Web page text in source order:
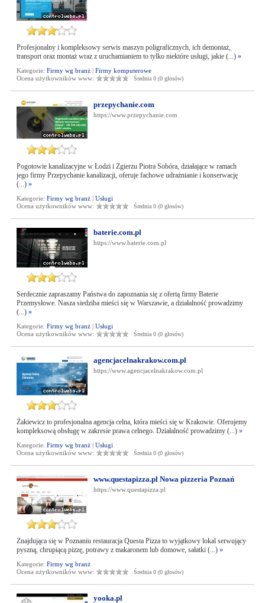
Profesjonalny i kompleksowy serwis maszyn poligraficznych, ich demontaż,
transport oraz montaż wraz z uruchamianiem to tylko niektóre usługi, jakie (...) »
Kategorie: Firmy wg branż| Firmy komputerowe
Ocena użytkowników www:
Średnia 0 (0 głosów)
przepychanie.com
https://www.przepychanie.com
Pogotowie kanalizacyjne w Łodzi i Zgierzu Piotra Sobóra, działające w ramach
jego firmy Przepychanie kanalizacji, oferuje fachowe udrażnianie i konserwację
(...) »
Kategorie: Firmy wg branż| Usługi
Ocena użytkowników www:
Średnia 0 (0 głosów)
baterie.com.pl
https://www.baterie.com.pl
Serdecznie zapraszamy Państwa do zapoznania się z ofertą firmy Baterie
Przemysłowe. Nasza siedziba mieści się w Warszawie, a działalność prowadzimy
(...) »
Kategorie: Firmy wg branż| Usługi
Ocena użytkowników www:
Średnia 0 (0 głosów)
agencjacelnakrakow.com.pl
https://www.agencjacelnakrakow.com.pl
Żakiewicz to profesjonalna agencja celna, która mieści się w Krakowie. Oferujemy
kompleksową obsługę w zakresie prawa celnego. Działalność prowadzimy (...) »
Kategorie: Firmy wg branż| Usługi
Ocena użytkowników www:
Średnia 0 (0 głosów)
www.questapizza.pl Nowa pizzeria Poznań
https://www.questapizza.pl
Znajdująca się w Poznaniu restauracja Questa Pizza to wyjątkowy lokal serwujący
pyszną, chrupiącą pizzę, potrawy z makaronem lub domowe, sałatki (...) »
Kategorie: Firmy wg branż
Ocena użytkowników www:
Średnia 0 (0 głosów)
yooka.pl